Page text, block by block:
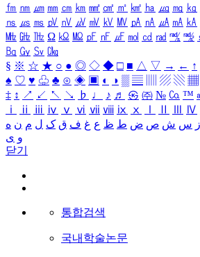
㎙ ㎚ ㎛ ㎜ ㎝ ㎞ ㎟ ㎠ ㎡ ㎢ ㏊ ㎍ ㎎ ㎏
㎱ ㎲ ㎳ ㎴ ㎵ ㎶ ㎷ ㎸ ㎹ ㎀ ㎁ ㎂ ㎃ ㎄
㎒ ㎓ ㎔ Ω ㏀ ㏁ ㎊ ㎋ ㎌ ㏖ ㏅ ㎭ ㎮ ㎯
㏃ ㏉ ㏜ ㏆
§ ※ ☆ ★ ○ ● ◎ ◇ ◆ □ ■ △ ▽ → ← ↑
♠ ♡ ♥ ♧ ♣ ⊙ ◈ ▣ ◐ ◑ ▒ ▤ ▨ ▧ ▦
‡ ↕ ↗ ↙ ↖ ↘ ♭ ♩ ♪ ♬ ㉿ ㈜ № ㏇ ™
ⅰ
ⅱ ⅲ ⅳ ⅴ ⅵ ⅶ ⅷ ⅸ ⅹ Ⅳ
ز س ش ص ض ط ظ ع غ ف ق ک ل م ن ه
و ی
닫기
통합검색
국내학술논문